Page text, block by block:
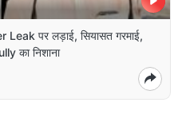
पर लड़ाई, सियासत गरमाई,
का निशाना